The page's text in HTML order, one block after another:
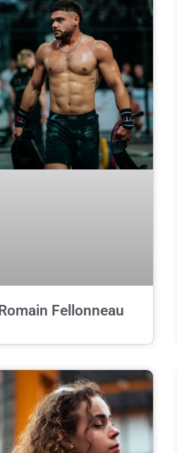
Romain Fellonneau